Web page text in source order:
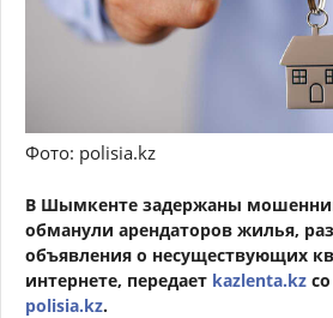
Фото: polisia.kz
В Шымкенте задержаны
обманули арендаторов жилья,
объявления о несуществующих
интернете, передает kazlenta.kz
polisia.kz.